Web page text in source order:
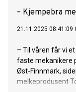
– Kjempebra
21.11.2025 08:41:09
– Til våren får vi
faste mekanikere
Øst-Finnmark,
melkeprodusent